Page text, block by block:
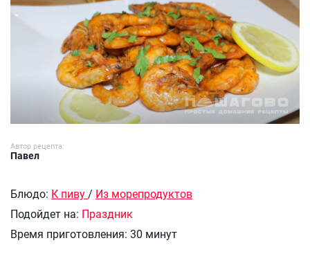
Автор рецепта:
Павел
Блюдо: К пиву/ Из морепродуктов
Подойдет на: Праздник
Время приготовления: 30 минут